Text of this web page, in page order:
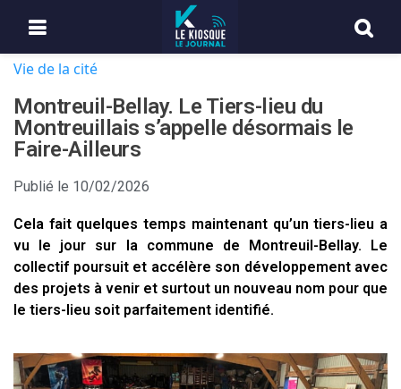
Vie de la cité
Montreuil-Bellay. Le Tiers-lieu du
Montreuillais s’appelle désormais le
Faire-Ailleurs
Publié le 10/02/2026
Cela fait quelques temps maintenant qu’un tiers-lieu a
vu le jour sur la commune de Montreuil-Bellay. Le
collectif poursuit et accélère son développement avec
des projets à venir et surtout un nouveau nom pour que
le tiers-lieu soit parfaitement identifié.